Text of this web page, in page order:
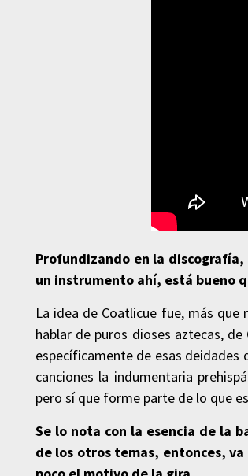
Profundizando en la
un instrumento ahí, está bueno
La idea de Coatlicue fue, más
hablar de puros dioses aztecas,
específicamente de esas deidades
canciones la indumentaria
pero sí que forme parte de lo que
Se lo nota con la esencia de la
de los otros temas, entonces,